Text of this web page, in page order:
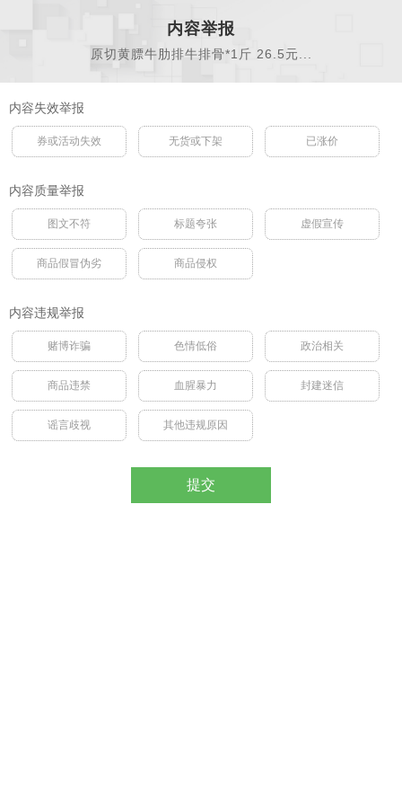
内容举报
原切黄膘牛肋排牛排骨*1斤 26.5元...
内容失效举报
券或活动失效 无货或下架 已涨价
内容质量举报
图文不符 标题夸张 虚假宣传
商品假冒伪劣 商品侵权
内容违规举报
赌博诈骗 色情低俗 政治相关
商品违禁 血腥暴力 封建迷信
谣言歧视 其他违规原因
提交